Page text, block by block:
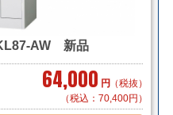
AW 新品
64,000 円 （税抜）
（税込：70,400円）